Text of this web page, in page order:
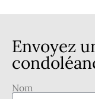
Envoyez
Nom